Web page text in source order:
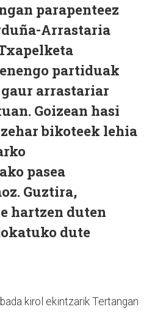
parapenteez
Arrastaria
partiduak
arrastariar
Goizean hasi
bikoteek lehia
pasea
Guztira,
hartzen duten
dute
kirol ekintzarik Tertangan